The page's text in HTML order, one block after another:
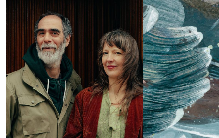
vägen, bland annat av den tioåriga
pojken Jakob som blir hennes vän
och allierade.Molly Blooms
fasansfulla och fantastiska resa är
en berättelse om att följa sina
drömmar, om vikten av vänskap
och om böckernas magiska värld.
Med fantastiska illustrationer och
oförglömliga karaktärer berättar
Anna Sandler och Martin Olczak en
säregen historia där den minsta av
hjältar övervinner de största av
hinder för att finna sin vän.